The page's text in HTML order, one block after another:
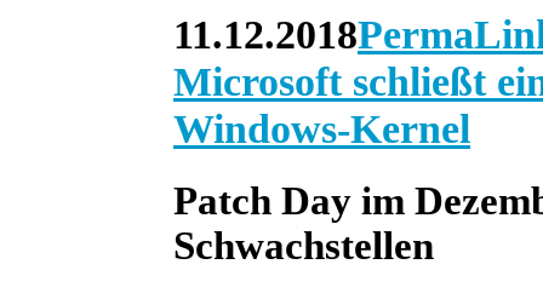
11.12.2018
Microsoft schließt
Windows-Kernel
Patch Day im
Schwachstellen